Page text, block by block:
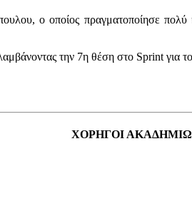
ο οποίος πραγματοποίησε πολύ
την 7η θέση στο Sprint για
ΧΟΡΗΓΟΙ